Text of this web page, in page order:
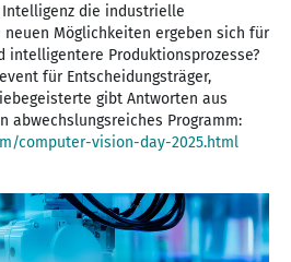
die industrielle
neuen Möglichkeiten ergeben sich für
intelligentere Produktionsprozesse?
für Entscheidungsträger,
gibt Antworten aus
abwechslungsreiches Programm:
computer-vision-day-2025.html